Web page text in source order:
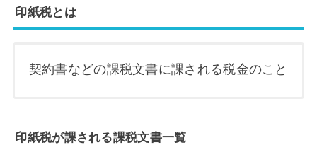
印紙税とは
契約書などの課税文書に課される税金のこと
印紙税が課される課税文書一覧